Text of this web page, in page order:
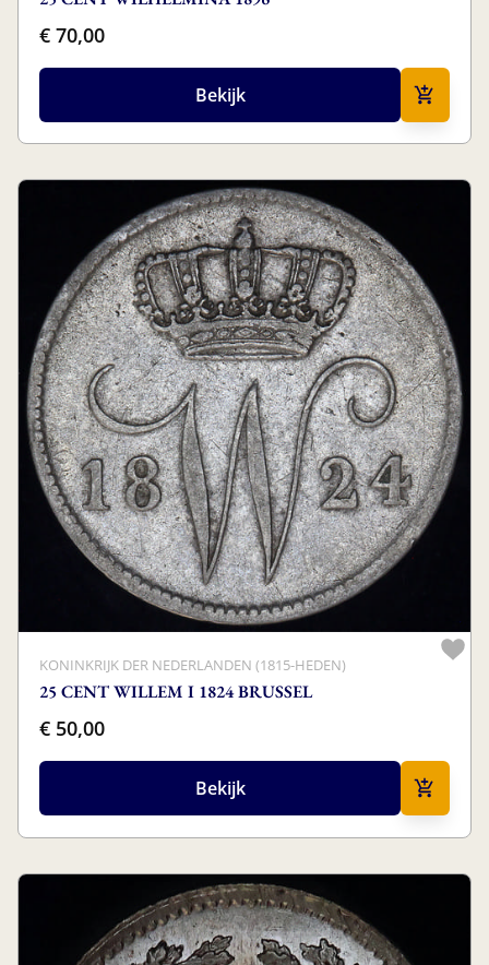
€ 70,00
Bekijk
KONINKRIJK DER NEDERLANDEN (1815-HEDEN)
25 CENT WILLEM I 1824 BRUSSEL
€ 50,00
Bekijk